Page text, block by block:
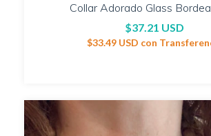
Collar Adorado Glass
$37.21 USD
$33.49 USD con